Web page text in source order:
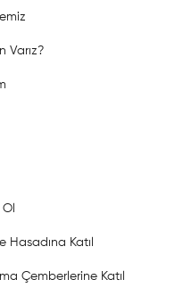
Varız?
Hasadına Katıl
Çemberlerine Katıl